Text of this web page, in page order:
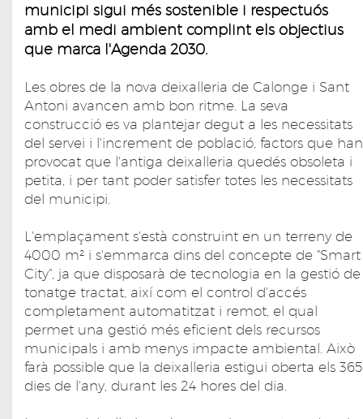
municipi sigui més sostenible i respectuós
amb el medi ambient complint els objectius
que marca l'Agenda 2030.
Les obres de la nova deixalleria de Calonge i Sant
Antoni avancen amb bon ritme. La seva
construcció es va plantejar degut a les necessitats
del servei i l'increment de població, factors que han
provocat que l'antiga deixalleria quedés obsoleta i
petita, i per tant poder satisfer totes les necessitats
del municipi.
L'emplaçament s'està construint en un terreny de
4000 m² i s'emmarca dins del concepte de "Smart
City", ja que disposarà de tecnologia en la gestió de
tonatge tractat, així com el control d'accés
completament automatitzat i remot, el qual
permet una gestió més eficient dels recursos
municipals i amb menys impacte ambiental. Això
farà possible que la deixalleria estigui oberta els 365
dies de l'any, durant les 24 hores del dia.